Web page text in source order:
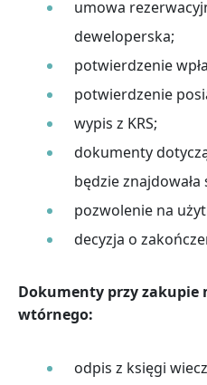
umowa
deweloperska;
potwierdzenie
potwierdzenie
wypis z KRS;
dokumenty
będzie
pozwolenie na
decyzja o
Dokumenty przy zakupie
wtórnego:
odpis z księgi